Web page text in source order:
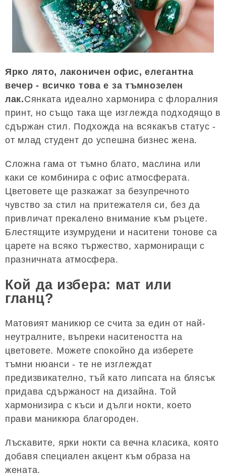
Ярко лято, лаконичен офис, елегантна
вечер - всичко това е за тъмнозелен
лак.Сянката идеално хармонира с флоралния
принт, но също така ще изглежда подходящо в
сдържан стил. Подхожда на всякакъв статус -
от млад студент до успешна бизнес жена.
Сложна гама от тъмно блато, маслина или
каки се комбинира с офис атмосферата.
Цветовете ще разкажат за безупречното
чувство за стил на притежателя си, без да
привличат прекалено внимание към ръцете.
Блестящите изумрудени и наситени тонове са
царете на всяко тържество, хармониращи с
празничната атмосфера.
Кой да избера: мат или
гланц?
Матовият маникюр се счита за един от най-
неутралните, въпреки наситеността на
цветовете. Можете спокойно да изберете
тъмни нюанси - те не изглеждат
предизвикателно, тъй като липсата на блясък
придава сдържаност на дизайна. Той
хармонизира с къси и дълги нокти, което
прави маникюра благороден.
Лъскавите, ярки нокти са вечна класика, която
добавя специален акцент към образа на
жената.